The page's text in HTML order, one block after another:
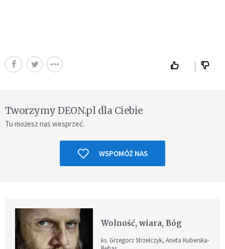
Tworzymy DEON.pl dla Ciebie
Tu możesz nas wesprzeć.
WSPOMÓŻ NAS
Wolność, wiara, Bóg
ks. Grzegorz Strzelczyk, Aneta Kuberska-